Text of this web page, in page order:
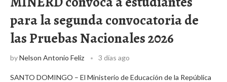
para la segunda convocatoria de
las Pruebas Nacionales 2026
byNelson Antonio Feliz 3 días ago
SANTO DOMINGO – El Ministerio de Educación de la República